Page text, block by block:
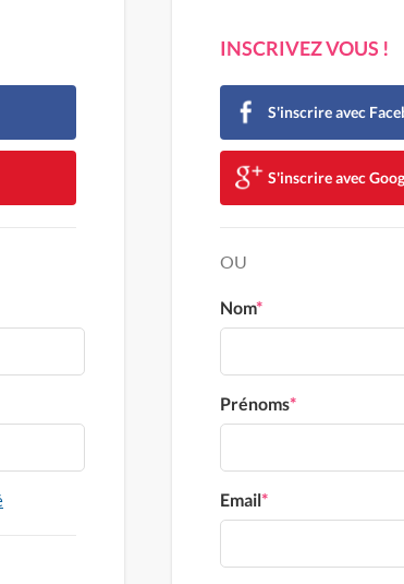
INSCRIVEZ VOUS !
S'inscrire avec
S'inscrire avec
OU
Nom*
Prénoms*
Email*